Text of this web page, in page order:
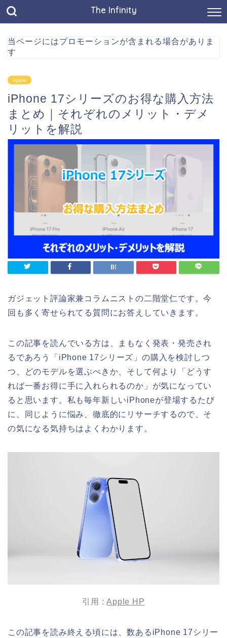
The Infinity
当ページにはプロモーションが含まれる場合がありま
す
Apple
iPhone 17シリーズのお得な購入方法
まとめ｜それぞれのメリット・デメ
リットを解説
ガジェット評論家兼コラムニストの二階堂仁です。今
回も多く寄せられてる質問にお答えしていきます。
この記事を読んでいる方は、まもなく発表・発売され
るであろう「iPhone 17シリーズ」の購入を検討しつ
つ、どのモデルを選ぶべきか、そして何より「どうす
れば一番お得に手に入れられるのか」が気になってい
ると思います。私も毎年新しいiPhoneが登場するたび
に、同じように悩み、徹底的にリサーチするので、そ
の気になる気持ちはよくわかります。
引用 :Apple HP
この記事を読み終える頃には、数あるiPhone 17シリー